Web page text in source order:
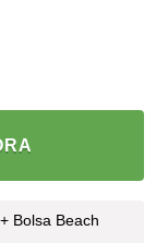
Bolsa Beach